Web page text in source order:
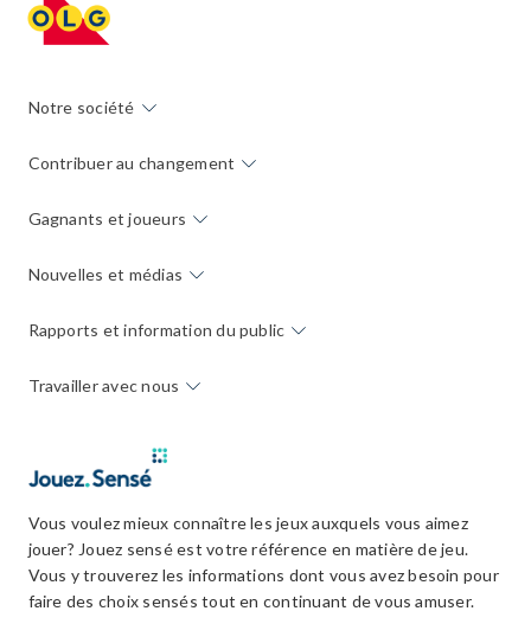
Notre société
Contribuer au changement
Gagnants et joueurs
Nouvelles et médias
Rapports et information du public
Travailler avec nous
Vous voulez mieux connaître les jeux auxquels vous aimez
jouer? Jouez sensé est votre référence en matière de jeu.
Vous y trouverez les informations dont vous avez besoin pour
faire des choix sensés tout en continuant de vous amuser.